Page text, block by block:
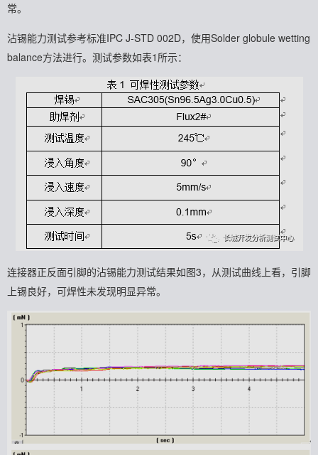
常。
沾锡能力测试参考标准IPC J-STD 002D，使用Solder globule wetting
balance方法进行。测试参数如表1所示：
连接器正反面引脚的沾锡能力测试结果如图3，从测试曲线上看，引脚
上锡良好，可焊性未发现明显异常。